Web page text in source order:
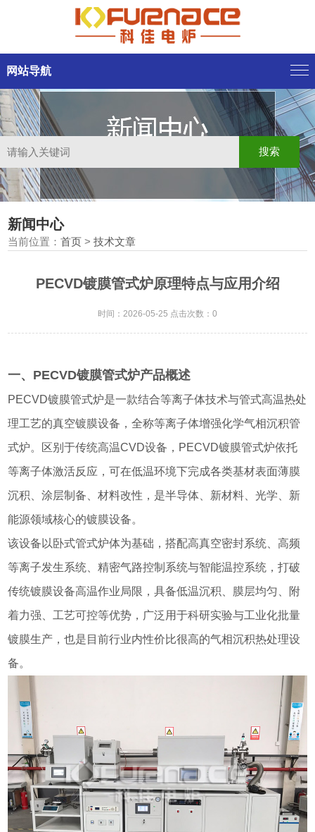
网站导航
新闻中心
当前位置：首页 >技术文章
PECVD镀膜管式炉原理特点与应用介绍
时间：2026-05-25 点击次数：0
一、PECVD镀膜管式炉产品概述
PECVD镀膜管式炉是一款结合等离子体技术与管式高温热处
理工艺的真空镀膜设备，全称等离子体增强化学气相沉积管
式炉。区别于传统高温CVD设备，PECVD镀膜管式炉依托
等离子体激活反应，可在低温环境下完成各类基材表面薄膜
沉积、涂层制备、材料改性，是半导体、新材料、光学、新
能源领域核心的镀膜设备。
该设备以卧式管式炉体为基础，搭配高真空密封系统、高频
等离子发生系统、精密气路控制系统与智能温控系统，打破
传统镀膜设备高温作业局限，具备低温沉积、膜层均匀、附
着力强、工艺可控等优势，广泛用于科研实验与工业化批量
镀膜生产，也是目前行业内性价比很高的气相沉积热处理设
备。